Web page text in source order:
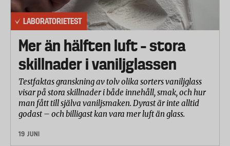
LABORATORIETEST
Mer än hälften luft – stora
skillnader i vaniljglassen
Testfaktas granskning av tolv olika sorters vaniljglass
visar på stora skillnader i både innehåll, smak, och hur
man fått till själva vaniljsmaken. Dyrast är inte alltid
godast – och billigast kan vara mer luft än glass.
19 JUNI